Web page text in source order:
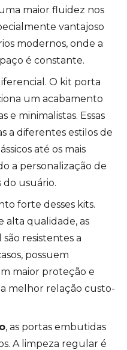
maior fluidez nos
vantajoso
modernos, onde a
é constante.
O kit porta
um acabamento
e minimalistas. Essas
a diferentes estilos de
até os mais
a personalização de
do usuário.
forte desses kits.
alta qualidade, as
resistentes a
possuem
maior proteção e
melhor relação custo-
, as portas embutidas
A limpeza regular é